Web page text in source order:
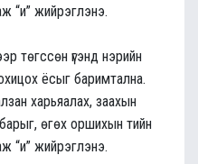
“и” жийрэглэнэ.
төгссөн үгэнд нэрийн
ёсыг баримтална.
харьяалах, заахын
өгөх оршихын тийн
“и” жийрэглэнэ.